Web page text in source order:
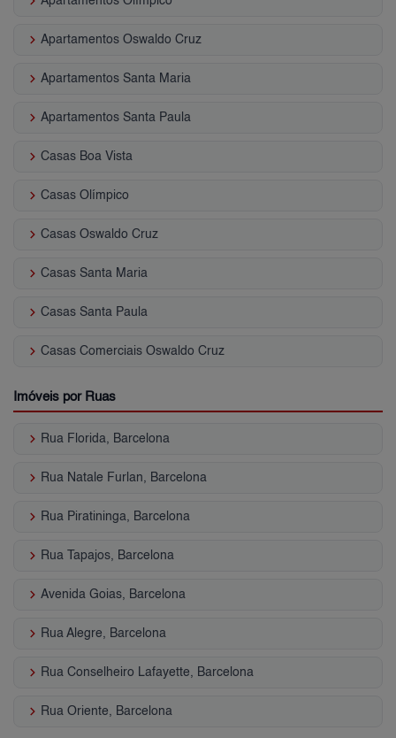
keyboard_arrow_right Apartamentos Oswaldo Cruz
keyboard_arrow_right Apartamentos Santa Maria
keyboard_arrow_right Apartamentos Santa Paula
keyboard_arrow_right Casas Boa Vista
keyboard_arrow_right Casas Olímpico
keyboard_arrow_right Casas Oswaldo Cruz
keyboard_arrow_right Casas Santa Maria
keyboard_arrow_right Casas Santa Paula
keyboard_arrow_right Casas Comerciais Oswaldo Cruz
Imóveis por Ruas
keyboard_arrow_right Rua Florida, Barcelona
keyboard_arrow_right Rua Natale Furlan, Barcelona
keyboard_arrow_right Rua Piratininga, Barcelona
keyboard_arrow_right Rua Tapajos, Barcelona
keyboard_arrow_right Avenida Goias, Barcelona
keyboard_arrow_right Rua Alegre, Barcelona
keyboard_arrow_right Rua Conselheiro Lafayette, Barcelona
keyboard_arrow_right Rua Oriente, Barcelona